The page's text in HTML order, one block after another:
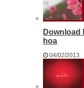
Download
hoa
04/02/2013